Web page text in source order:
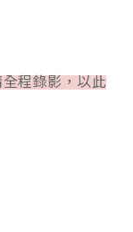
程錄影，以此